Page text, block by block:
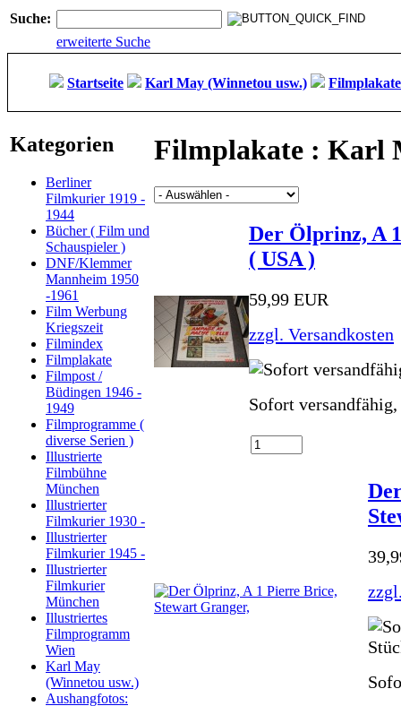
Suche:
erweiterte Suche
Startseite Karl May (Winnetou usw.)
Kategorien
Berliner
Filmkurier 1919 -
1944
Bücher ( Film und
Schauspieler )
DNF/Klemmer
Mannheim 1950
-1961
Film Werbung
Kriegszeit
Filmindex
Filmplakate
Filmpost /
Büdingen 1946 -
1949
Filmprogramme (
diverse Serien )
Illustrierte
Filmbühne
München
Illustrierter
Filmkurier 1930 -
Illustrierter
Filmkurier 1945 -
Illustrierter
Filmkurier
München
Illustriertes
Filmprogramm
Wien
Karl May
(Winnetou usw.)
Aushangfotos:
Filmplakate : Karl
Der Ölprinz, A
( USA )
59,99 EUR
zzgl. Versandkosten
Sofort